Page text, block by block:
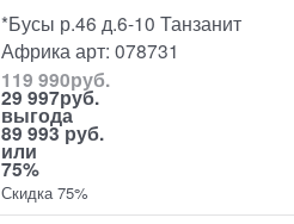
*Бусы р.46 д.6-10 Танзанит
Африка арт: 078731
119 990руб.
29 997руб.
выгода
89 993 руб.
или
75%
Скидка 75%